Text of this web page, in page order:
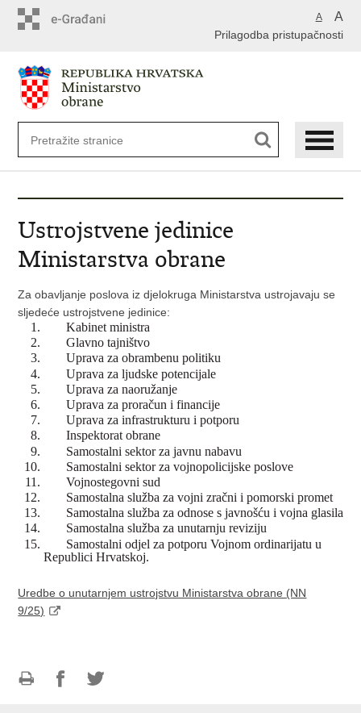
A A
Prilagodba pristupačnosti
Ustrojstvene jedinice
Ministarstva obrane
Za obavljanje poslova iz djelokruga Ministarstva ustrojavaju se
sljedeće ustrojstvene jedinice:
Kabinet ministra
Glavno tajništvo
Uprava za obrambenu politiku
Uprava za ljudske potencijale
Uprava za naoružanje
Uprava za proračun i financije
Uprava za infrastrukturu i potporu
Inspektorat obrane
Samostalni sektor za javnu nabavu
Samostalni sektor za vojnopolicijske poslove
Vojnostegovni sud
Samostalna služba za vojni zračni i pomorski promet
Samostalna služba za odnose s javnošću i vojna glasila
Samostalna služba za unutarnju reviziju
Samostalni odjel za potporu Vojnom ordinarijatu u
Republici Hrvatskoj.
Uredbe o unutarnjem ustrojstvu Ministarstva obrane (NN
9/25)​